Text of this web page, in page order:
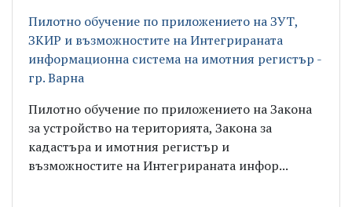
Пилотно обучение по приложението на ЗУТ,
ЗКИР и възможностите на Интегрираната
информационна система на имотния регистър -
гр. Варна
Пилотно обучение по приложението на Закона
за устройство на територията, Закона за
кадастъра и имотния регистър и
възможностите на Интегрираната инфор...